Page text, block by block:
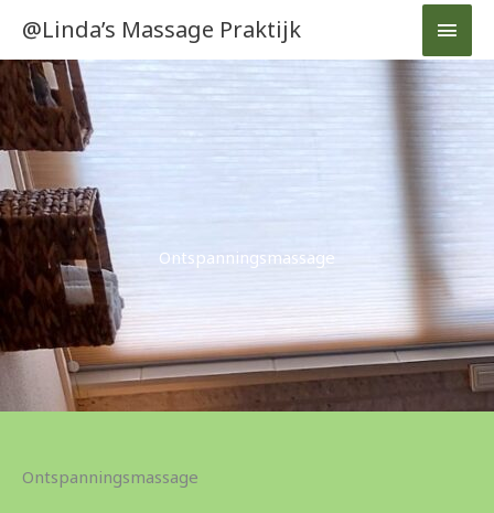
naar
de
inhoud
@Linda’s Massage Praktijk
Ontspanningsmassage
Ontspanningsmassage